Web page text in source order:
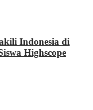
Indonesia di
Highscope